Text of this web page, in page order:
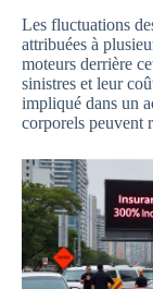
Les fluctuations
attribuées à
moteurs derrière
sinistres et leur
impliqué dans un
corporels peuvent